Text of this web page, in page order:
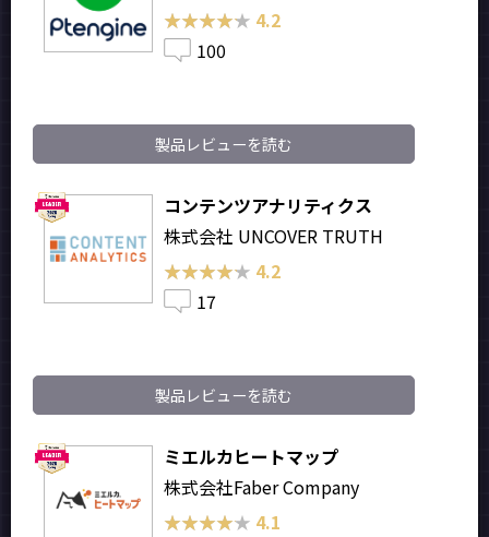
★★★★★
★★★★★ 4.2
100
製品レビューを読む
コンテンツアナリティクス
株式会社 UNCOVER TRUTH
★★★★★
★★★★★ 4.2
17
製品レビューを読む
ミエルカヒートマップ
株式会社Faber Company
★★★★★
★★★★★ 4.1